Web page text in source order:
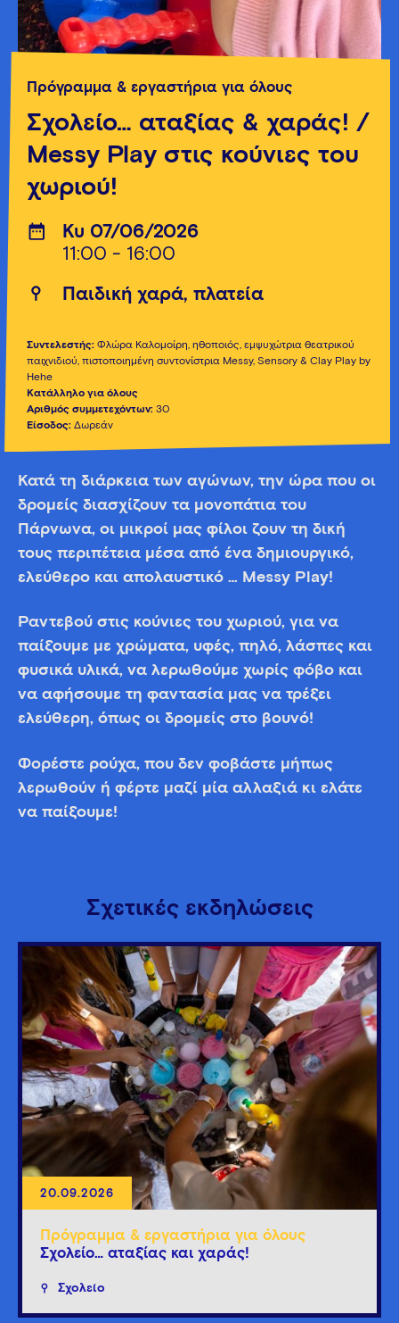
Πρόγραμμα & εργαστήρια για όλους
Σχολείο… αταξίας & χαράς! /
Messy Play στις κούνιες του
χωριού!
Κυ 07/06/2026
11:00 - 16:00
Παιδική χαρά, πλατεία
Συντελεστής: Φλώρα Καλομοίρη, ηθοποιός, εμψυχώτρια θεατρικού
παιχνιδιού, πιστοποιημένη συντονίστρια Messy, Sensory & Clay Play by
Hehe
Κατάλληλο για όλους
Αριθμός συμμετεχόντων: 30
Είσοδος: Δωρεάν
Κατά τη διάρκεια των αγώνων, την ώρα που οι
δρομείς διασχίζουν τα μονοπάτια του
Πάρνωνα, οι μικροί μας φίλοι ζουν τη δική
τους περιπέτεια μέσα από ένα δημιουργικό,
ελεύθερο και απολαυστικό … Μessy Play!
Ραντεβού στις κούνιες του χωριού, για να
παίξουμε με χρώματα, υφές, πηλό, λάσπες και
φυσικά υλικά, να λερωθούμε χωρίς φόβο και
να αφήσουμε τη φαντασία μας να τρέξει
ελεύθερη, όπως οι δρομείς στο βουνό!
Φορέστε ρούχα, που δεν φοβάστε μήπως
λερωθούν ή φέρτε μαζί μία αλλαξιά κι ελάτε
να παίξουμε!
Σχετικές εκδηλώσεις
20.09.2026
Πρόγραμμα & εργαστήρια για όλους
Σχολείο… αταξίας και χαράς!
Σχολείο